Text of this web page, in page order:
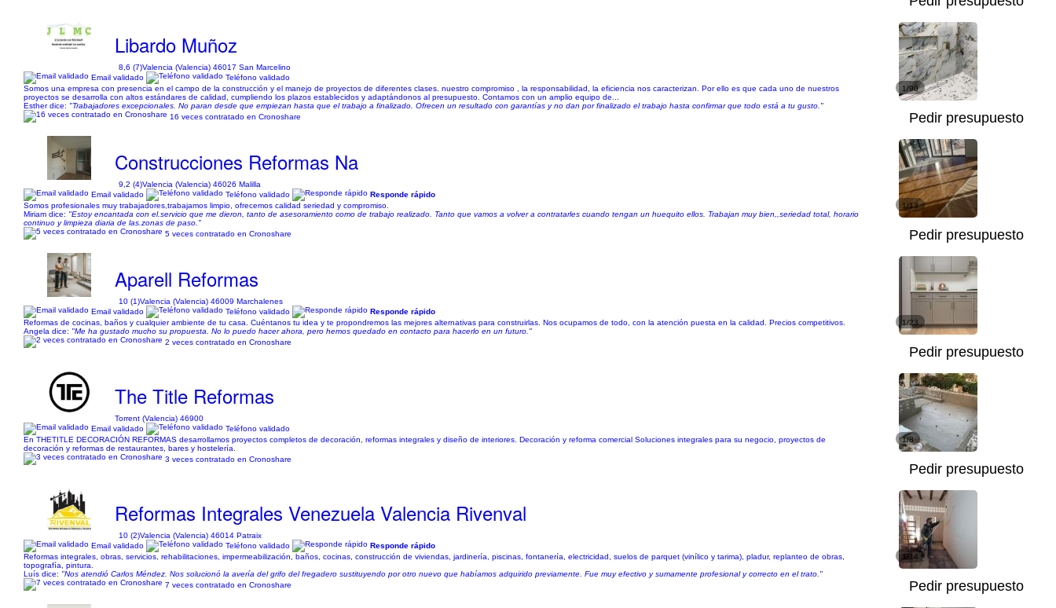
Libardo Muñoz
8,6 (7)Valencia (Valencia) 46017 San Marcelino
Email validado
Teléfono validado
Somos una empresa con presencia en el campo de la construcción y el manejo de proyectos de diferentes clases. nuestro compromiso , la responsabilidad, la eficiencia nos caracterizan. Por ello es que cada uno de nuestros
proyectos se desarrolla con altos estándares de calidad, cumpliendo los plazos establecidos y adaptándonos al presupuesto. Contamos con un amplio equipo de...
Esther dice: "Trabajadores excepcionales. No paran desde que empiezan hasta que el trabajo a finalizado. Ofrecen un resultado con garantías y no dan por finalizado el trabajo hasta confirmar que todo está a tu gusto."
16 veces contratado en Cronoshare
1/90
Pedir presupuesto
Construcciones Reformas Na
9,2 (4)Valencia (Valencia) 46026 Malilla
Email validado
Teléfono validado
Responde rápido
Somos profesionales muy trabajadores,trabajamos limpio, ofrecemos calidad seriedad y compromiso.
Miriam dice: "Estoy encantada con el.servicio que me dieron, tanto de asesoramiento como de trabajo realizado. Tanto que vamos a volver a contratarles cuando tengan un huequito ellos. Trabajan muy bien,,seriedad total, horario
continuo y limpieza diaria de las.zonas de paso."
5 veces contratado en Cronoshare
1/13
Pedir presupuesto
Aparell Reformas
10 (1)Valencia (Valencia) 46009 Marchalenes
Email validado
Teléfono validado
Responde rápido
Reformas de cocinas, baños y cualquier ambiente de tu casa. Cuéntanos tu idea y te propondremos las mejores alternativas para construirlas. Nos ocupamos de todo, con la atención puesta en la calidad. Precios competitivos.
Angela dice: "Me ha gustado mucho su propuesta. No lo puedo hacer ahora, pero hemos quedado en contacto para hacerlo en un futuro."
2 veces contratado en Cronoshare
1/23
Pedir presupuesto
The Title Reformas
Torrent (Valencia) 46900
Email validado
Teléfono validado
En THETITLE DECORACIÓN REFORMAS desarrollamos proyectos completos de decoración, reformas integrales y diseño de interiores. Decoración y reforma comercial Soluciones integrales para su negocio, proyectos de
decoración y reformas de restaurantes, bares y hostelería.
3 veces contratado en Cronoshare
1/8
Pedir presupuesto
Reformas Integrales Venezuela Valencia Rivenval
10 (2)Valencia (Valencia) 46014 Patraix
Email validado
Teléfono validado
Responde rápido
Reformas integrales, obras, servicios, rehabilitaciones, impermeabilización, baños, cocinas, construcción de viviendas, jardinería, piscinas, fontanería, electricidad, suelos de parquet (vinílico y tarima), pladur, replanteo de obras,
topografía, pintura.
Luís dice: "Nos atendió Carlos Méndez. Nos solucionó la avería del grifo del fregadero sustituyendo por otro nuevo que habíamos adquirido previamente. Fue muy efectivo y sumamente profesional y correcto en el trato."
7 veces contratado en Cronoshare
1/14
Pedir presupuesto